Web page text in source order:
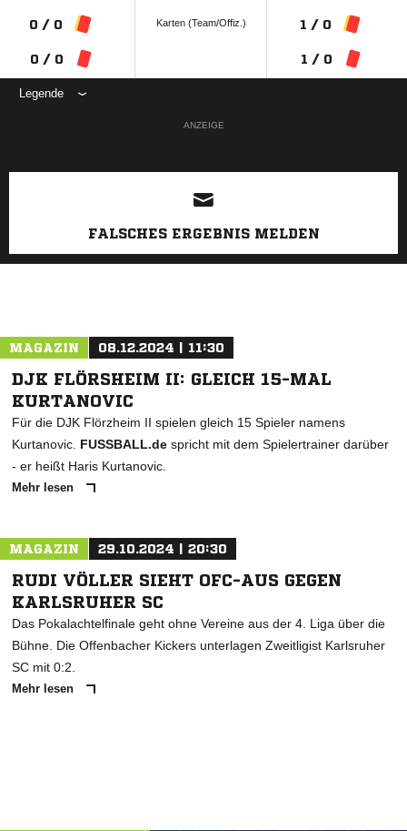
0 / 0
0 / 0
Karten (Team/Offiz.) 1 / 0
1 / 0
Legende
ANZEIGE
FALSCHES ERGEBNIS MELDEN
MAGAZIN 08.12.2024 | 11:30
DJK FLÖRSHEIM II: GLEICH 15-MAL
KURTANOVIC
Für die DJK Flörzheim II spielen gleich 15 Spieler namens
Kurtanovic. FUSSBALL.de spricht mit dem Spielertrainer darüber
- er heißt Haris Kurtanovic.
Mehr lesen
MAGAZIN 29.10.2024 | 20:30
RUDI VÖLLER SIEHT OFC-AUS GEGEN
KARLSRUHER SC
Das Pokalachtelfinale geht ohne Vereine aus der 4. Liga über die
Bühne. Die Offenbacher Kickers unterlagen Zweitligist Karlsruher
SC mit 0:2.
Mehr lesen